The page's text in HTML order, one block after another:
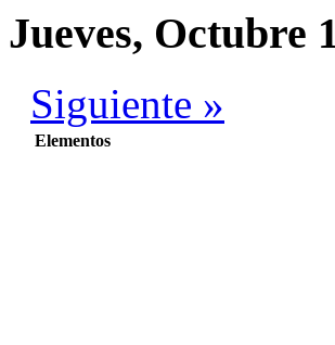
Jueves, Octubre
Siguiente »
Elementos